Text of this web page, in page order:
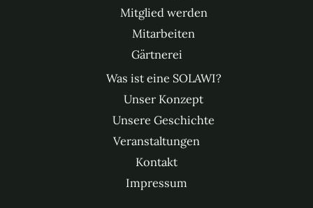
Mitglied werden
Mitarbeiten
Gärtnerei
Was ist eine SOLAWI?
Unser Konzept
Unsere Geschichte
Veranstaltungen
Kontakt
Impressum